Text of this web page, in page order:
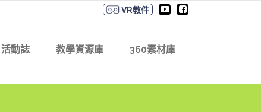
VR教件
活動誌 教學資源庫 360素材庫